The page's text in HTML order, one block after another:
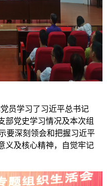
员学习了习近平总书记
部党史学习情况及本次组
要深刻领会和把握习近平
义及核心精神，自觉牢记